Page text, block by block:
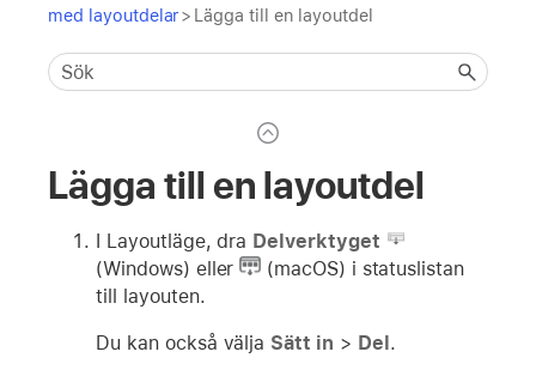
med layoutdelar> Lägga till en layoutdel
Lägga till en layoutdel
I Layoutläge, dra Delverktyget
(Windows) eller
(macOS) i statuslistan
till layouten.
Du kan också välja Sätt in > Del.